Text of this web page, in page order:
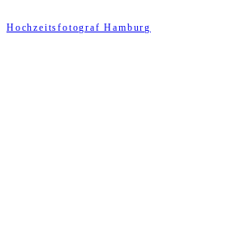
Hochzeitsfotograf Hamburg